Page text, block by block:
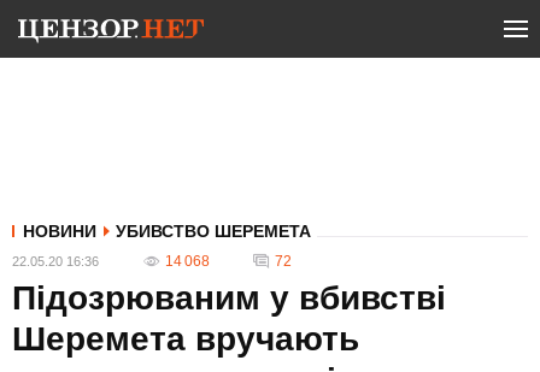
НОВИНИ УБИВСТВО ШЕРЕМЕТА
22.05.20 16:36 14 068 72
Підозрюваним у вбивстві
Шеремета вручають